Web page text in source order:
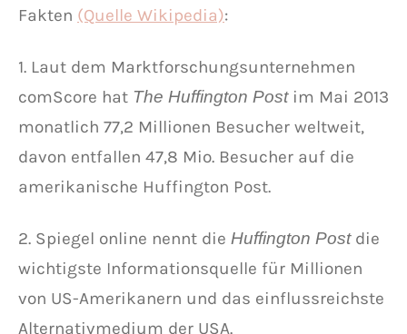
Fakten (Quelle Wikipedia):
1. Laut dem Marktforschungsunternehmen
comScore hat The Huffington Postim Mai 2013
monatlich 77,2 Millionen Besucher weltweit,
davon entfallen 47,8 Mio. Besucher auf die
amerikanische Huffington Post.
2. Spiegel online nennt die Huffington Postdie
wichtigste Informationsquelle für Millionen
von US-Amerikanern und das einflussreichste
Alternativmedium der USA.